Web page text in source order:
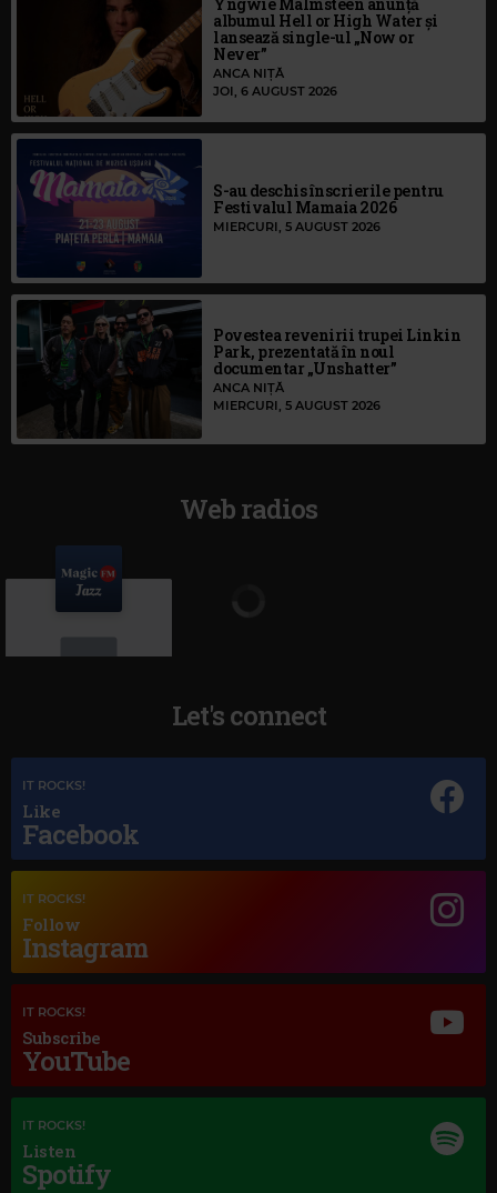
albumul Hell or High Water și
lansează single-ul „Now or
Never”
ANCA NIȚĂ
JOI, 6 AUGUST 2026
S-au deschis înscrierile pentru
Festivalul Mamaia 2026
MIERCURI, 5 AUGUST 2026
Povestea revenirii trupei Linkin
Park, prezentată în noul
documentar „Unshatter”
ANCA NIȚĂ
MIERCURI, 5 AUGUST 2026
Web radios
Magic Jazz
LOUIS PRIMA
Let's connect
IT ROCKS!
Like
Facebook
IT ROCKS!
Follow
Instagram
IT ROCKS!
Subscribe
YouTube
IT ROCKS!
Listen
Spotify